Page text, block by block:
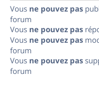
Vous ne pouvez pas
forum
Vous ne pouvez pas
Vous ne pouvez pas
forum
Vous ne pouvez pas
forum